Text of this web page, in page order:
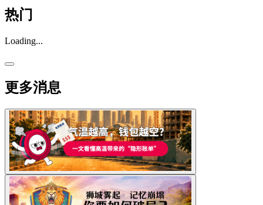
热门
Loading...
更多消息